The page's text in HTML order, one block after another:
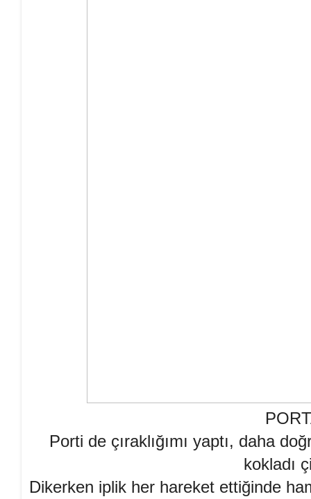
Porti de çıraklığımı yaptı, daha
kokladı
Dikerken iplik her hareket ettiğinde